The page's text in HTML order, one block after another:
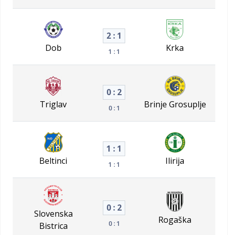
Dob
2 : 1
1 : 1 Krka
Triglav
0 : 2
0 : 1 Brinje Grosuplje
Beltinci
1 : 1
1 : 1 Ilirija
Slovenska
Bistrica
0 : 2
0 : 1 Rogaška